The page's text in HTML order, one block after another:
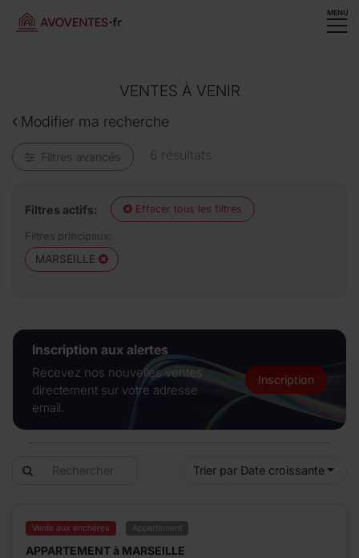
MENU
VENTES À VENIR
Modifier ma recherche
Filtres avancés 6 résultats
Filtres actifs: Effacer tous les filtres
Filtres principaux:
MARSEILLE
Inscription aux alertes
Recevez nos nouvelles ventes
directement sur votre adresse
email.
Inscription
Trier par Date croissante
Vente aux enchères Appartement
APPARTEMENT à MARSEILLE